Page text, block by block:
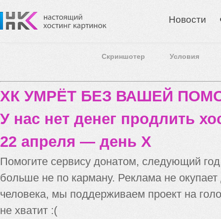
Новости
Скриншотер Условия
ХК УМРЁТ БЕЗ ВАШЕЙ
У нас нет денег продлить
22 апреля — день X
Помогите сервису донатом, следующий
больше не по карману. Реклама не
человека, мы поддерживаем проект на
не хватит :(